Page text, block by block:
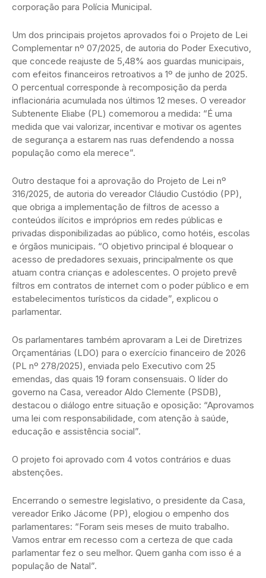
corporação para Polícia Municipal.
Um dos principais projetos aprovados foi o Projeto de Lei
Complementar nº 07/2025, de autoria do Poder Executivo,
que concede reajuste de 5,48% aos guardas municipais,
com efeitos financeiros retroativos a 1º de junho de 2025.
O percentual corresponde à recomposição da perda
inflacionária acumulada nos últimos 12 meses. O vereador
Subtenente Eliabe (PL) comemorou a medida: “É uma
medida que vai valorizar, incentivar e motivar os agentes
de segurança a estarem nas ruas defendendo a nossa
população como ela merece”.
Outro destaque foi a aprovação do Projeto de Lei nº
316/2025, de autoria do vereador Cláudio Custódio (PP),
que obriga a implementação de filtros de acesso a
conteúdos ilícitos e impróprios em redes públicas e
privadas disponibilizadas ao público, como hotéis, escolas
e órgãos municipais. “O objetivo principal é bloquear o
acesso de predadores sexuais, principalmente os que
atuam contra crianças e adolescentes. O projeto prevê
filtros em contratos de internet com o poder público e em
estabelecimentos turísticos da cidade”, explicou o
parlamentar.
Os parlamentares também aprovaram a Lei de Diretrizes
Orçamentárias (LDO) para o exercício financeiro de 2026
(PL nº 278/2025), enviada pelo Executivo com 25
emendas, das quais 19 foram consensuais. O líder do
governo na Casa, vereador Aldo Clemente (PSDB),
destacou o diálogo entre situação e oposição: “Aprovamos
uma lei com responsabilidade, com atenção à saúde,
educação e assistência social”.
O projeto foi aprovado com 4 votos contrários e duas
abstenções.
Encerrando o semestre legislativo, o presidente da Casa,
vereador Eriko Jácome (PP), elogiou o empenho dos
parlamentares: “Foram seis meses de muito trabalho.
Vamos entrar em recesso com a certeza de que cada
parlamentar fez o seu melhor. Quem ganha com isso é a
população de Natal”.